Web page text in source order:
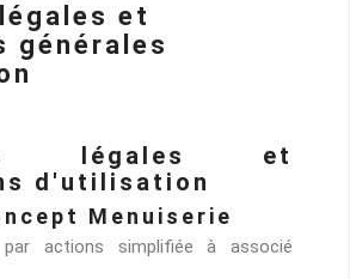
et
générales
légales et
d'utilisation
Menuiserie
par actions simplifiée à associé